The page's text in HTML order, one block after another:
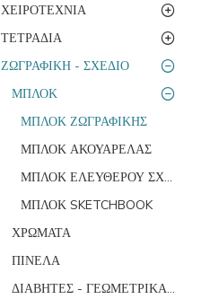
ΧΕΙΡΟΤΕΧΝΙΑ
ΤΕΤΡΑΔΙΑ
ΖΩΓΡΑΦΙΚΗ - ΣΧΕΔΙΟ
ΜΠΛΟΚ
ΜΠΛΟΚ ΖΩΓΡΑΦΙΚΗΣ
ΜΠΛΟΚ ΑΚΟΥΑΡΕΛΑΣ
ΜΠΛΟΚ ΕΛΕΥΘΕΡΟΥ ΣΧΕΔΙΟΥ
ΜΠΛΟΚ SKETCHBOOK
ΧΡΩΜΑΤΑ
ΠΙΝΕΛΑ
ΔΙΑΒΗΤΕΣ - ΓΕΩΜΕΤΡΙΚΑ ΟΡΓΑΝΑ